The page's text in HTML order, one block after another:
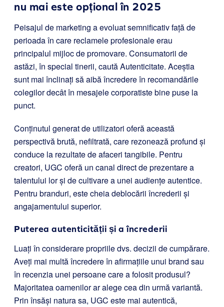
nu mai este opțional în 2025
Peisajul de marketing a evoluat semnificativ față de
perioada în care reclamele profesionale erau
principalul mijloc de promovare. Consumatorii de
astăzi, în special tinerii, caută Autenticitate. Aceștia
sunt mai înclinați să aibă încredere în recomandările
colegilor decât în mesajele corporatiste bine puse la
punct.
Conținutul generat de utilizatori oferă această
perspectivă brută, nefiltrată, care rezonează profund și
conduce la rezultate de afaceri tangibile. Pentru
creatori, UGC oferă un canal direct de prezentare a
talentului lor și de cultivare a unei audiențe autentice.
Pentru branduri, este cheia deblocării încrederii și
angajamentului superior.
Puterea autenticității și a încrederii
Luați în considerare propriile dvs. decizii de cumpărare.
Aveți mai multă încredere în afirmațiile unui brand sau
în recenzia unei persoane care a folosit produsul?
Majoritatea oamenilor ar alege cea din urmă variantă.
Prin însăși natura sa, UGC este mai autentică,